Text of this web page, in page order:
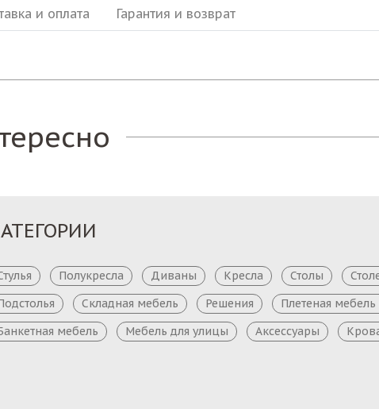
и оплата Гарантия и возврат
Полукресла Диваны Кресла Столы
Складная мебель Решения
Плетеная мебель
мебель
Мебель для улицы Аксессуары